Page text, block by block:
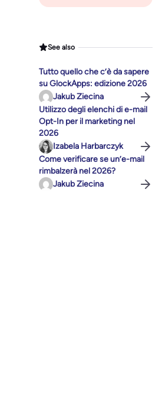
See also
Tutto quello che c’è da sapere
su GlockApps: edizione 2026
Jakub Ziecina
Utilizzo degli elenchi di e-mail
Opt-In per il marketing nel
2026
Izabela Harbarczyk
Come verificare se un’e-mail
rimbalzerà nel 2026?
Jakub Ziecina